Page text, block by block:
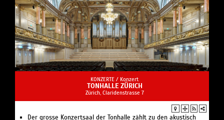
KONZERTE / Konzert
TONHALLE ZÜRICH
Zürich, Claridenstrasse 7
Der grosse Konzertsaal der Tonhalle zählt zu den akustisch